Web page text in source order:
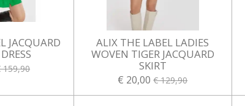
JACQUARD
159,90
ALIX THE LABEL LADIES
WOVEN TIGER JACQUARD
SKIRT
€ 20,00 € 129,90